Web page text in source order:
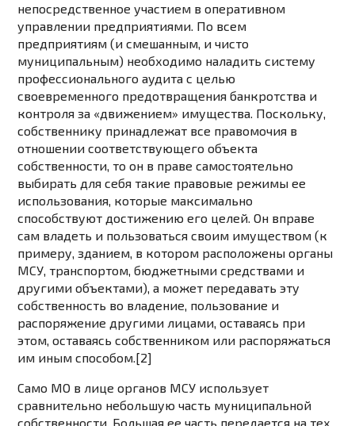
непосредственное участием в оперативном
управлении предприятиями. По всем
предприятиям (и смешанным, и чисто
муниципальным) необходимо наладить систему
профессионального аудита с целью
своевременного предотвращения банкротства и
контроля за «движением» имущества. Поскольку,
собственнику принадлежат все правомочия в
отношении соответствующего объекта
собственности, то он в праве самостоятельно
выбирать для себя такие правовые режимы ее
использования, которые максимально
способствуют достижению его целей. Он вправе
сам владеть и пользоваться своим имуществом (к
примеру, зданием, в котором расположены органы
МСУ, транспортом, бюджетными средствами и
другими объектами), а может передавать эту
собственность во владение, пользование и
распоряжение другими лицами, оставаясь при
этом, оставаясь собственником или распоряжаться
им иным способом.[2]
Само МО в лице органов МСУ использует
сравнительно небольшую часть муниципальной
собственности. Большая ее часть передается на тех